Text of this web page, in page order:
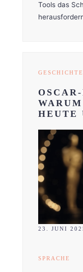
Tools das
GESCHICHTE
HEUTE
23. JUNI
SPRACHE